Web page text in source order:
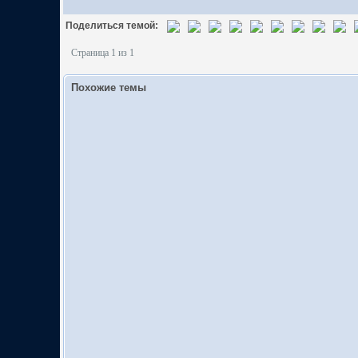
Поделиться темой:
Страница 1 из 1
Похожие темы